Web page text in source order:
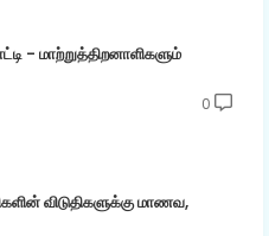
- மாற்றுத்திறனாளிகளும்
0
விடுதிகளுக்கு மாணவ,